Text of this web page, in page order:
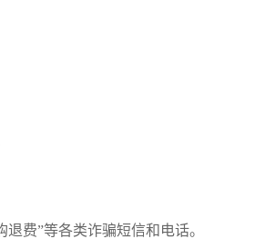
退费”等各类诈骗短信和电话。